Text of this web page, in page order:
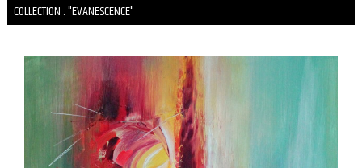
COLLECTION : "EVANESCENCE"